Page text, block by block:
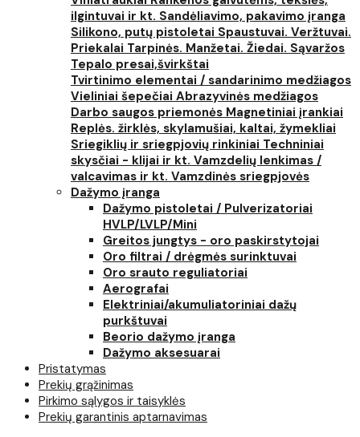
ilgintuvai ir kt. Sandėliavimo, pakavimo įranga
Silikono, putų pistoletai Spaustuvai. Veržtuvai.
Priekalai Tarpinės. Manžetai. Žiedai. Sąvaržos
Tepalo presai,švirkštai
Tvirtinimo elementai / sandarinimo medžiagos
Vieliniai šepečiai Abrazyvinės medžiagos
Darbo saugos priemonės Magnetiniai įrankiai
Replės. žirklės, skylamušiai, kaltai, žymekliai
Sriegiklių ir sriegpjovių rinkiniai Techniniai
skysčiai - klijai ir kt. Vamzdelių lenkimas /
valcavimas ir kt. Vamzdinės sriegpjovės
Dažymo įranga
Dažymo pistoletai / Pulverizatoriai
HVLP/LVLP/Mini
Greitos jungtys - oro paskirstytojai
Oro filtrai / drėgmės surinktuvai
Oro srauto reguliatoriai
Aerografai
Elektriniai/akumuliatoriniai dažų
purkštuvai
Beorio dažymo įranga
Dažymo aksesuarai
Pristatymas
Prekių grąžinimas
Pirkimo sąlygos ir taisyklės
Prekių garantinis aptarnavimas